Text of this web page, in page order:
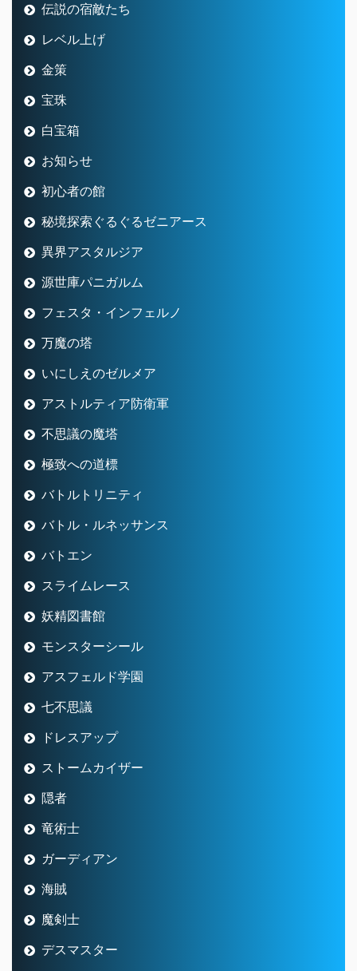
伝説の宿敵たち
レベル上げ
金策
宝珠
白宝箱
お知らせ
初心者の館
秘境探索ぐるぐるゼニアース
異界アスタルジア
源世庫パニガルム
フェスタ・インフェルノ
万魔の塔
いにしえのゼルメア
アストルティア防衛軍
不思議の魔塔
極致への道標
バトルトリニティ
バトル・ルネッサンス
バトエン
スライムレース
妖精図書館
モンスターシール
アスフェルド学園
七不思議
ドレスアップ
ストームカイザー
隠者
竜術士
ガーディアン
海賊
魔剣士
デスマスター